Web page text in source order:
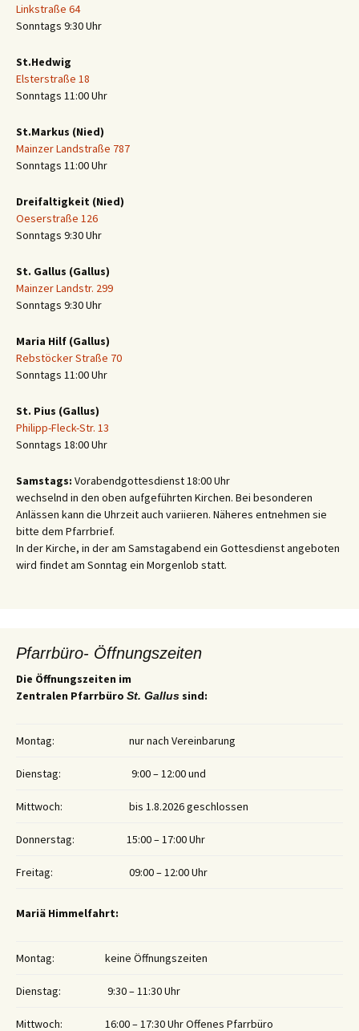
Linkstraße 64
Sonntags 9:30 Uhr
St.Hedwig
Elsterstraße 18
Sonntags 11:00 Uhr
St.Markus (Nied)
Mainzer Landstraße 787
Sonntags 11:00 Uhr
Dreifaltigkeit (Nied)
Oeserstraße 126
Sonntags 9:30 Uhr
St. Gallus (Gallus)
Mainzer Landstr. 299
Sonntags 9:30 Uhr
Maria Hilf (Gallus)
Rebstöcker Straße 70
Sonntags 11:00 Uhr
St. Pius (Gallus)
Philipp-Fleck-Str. 13
Sonntags 18:00 Uhr
Samstags: Vorabendgottesdienst 18:00 Uhr
wechselnd in den oben aufgeführten Kirchen. Bei besonderen
Anlässen kann die Uhrzeit auch variieren. Näheres entnehmen sie
bitte dem Pfarrbrief.
In der Kirche, in der am Samstagabend ein Gottesdienst angeboten
wird findet am Sonntag ein Morgenlob statt.
Pfarrbüro- Öffnungszeiten
Die Öffnungszeiten im
Zentralen Pfarrbüro St. Gallus sind:
Montag: nur nach Vereinbarung
Dienstag: 9:00 – 12:00 und
Mittwoch: bis 1.8.2026 geschlossen
Donnerstag: 15:00 – 17:00 Uhr
Freitag: 09:00 – 12:00 Uhr
Mariä Himmelfahrt:
Montag: keine Öffnungszeiten
Dienstag: 9:30 – 11:30 Uhr
Mittwoch: 16:00 – 17:30 Uhr Offenes Pfarrbüro